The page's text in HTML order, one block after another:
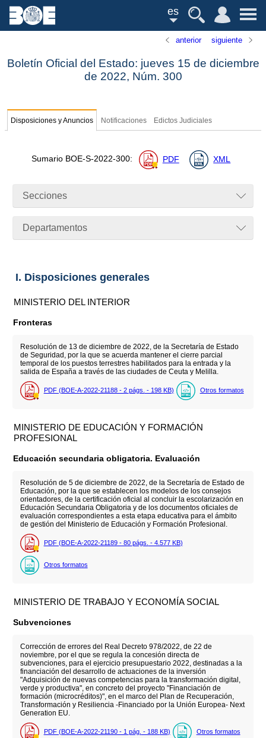
es
anterior siguiente
Boletín Oficial del Estado: jueves 15 de diciembre
de 2022, Núm. 300
Disposiciones y Anuncios Notificaciones Edictos Judiciales
Sumario BOE-S-2022-300: PDF XML
Secciones
Departamentos
I. Disposiciones generales
MINISTERIO DEL INTERIOR
Fronteras
Resolución de 13 de diciembre de 2022, de la Secretaría de Estado
de Seguridad, por la que se acuerda mantener el cierre parcial
temporal de los puestos terrestres habilitados para la entrada y la
salida de España a través de las ciudades de Ceuta y Melilla.
PDF (BOE-A-2022-21188 - 2 págs. - 198 KB) Otros formatos
MINISTERIO DE EDUCACIÓN Y FORMACIÓN
PROFESIONAL
Educación secundaria obligatoria. Evaluación
Resolución de 5 de diciembre de 2022, de la Secretaría de Estado de
Educación, por la que se establecen los modelos de los consejos
orientadores, de la certificación oficial al concluir la escolarización en
Educación Secundaria Obligatoria y de los documentos oficiales de
evaluación correspondientes a esta etapa educativa para el ámbito
de gestión del Ministerio de Educación y Formación Profesional.
PDF (BOE-A-2022-21189 - 80 págs. - 4.577 KB)
Otros formatos
MINISTERIO DE TRABAJO Y ECONOMÍA SOCIAL
Subvenciones
Corrección de errores del Real Decreto 978/2022, de 22 de
noviembre, por el que se regula la concesión directa de
subvenciones, para el ejercicio presupuestario 2022, destinadas a la
financiación del desarrollo de actuaciones de la inversión
"Adquisición de nuevas competencias para la transformación digital,
verde y productiva", en concreto del proyecto "Financiación de
formación (microcréditos)", en el marco del Plan de Recuperación,
Transformación y Resiliencia -Financiado por la Unión Europea- Next
Generation EU.
PDF (BOE-A-2022-21190 - 1 pág. - 188 KB) Otros formatos